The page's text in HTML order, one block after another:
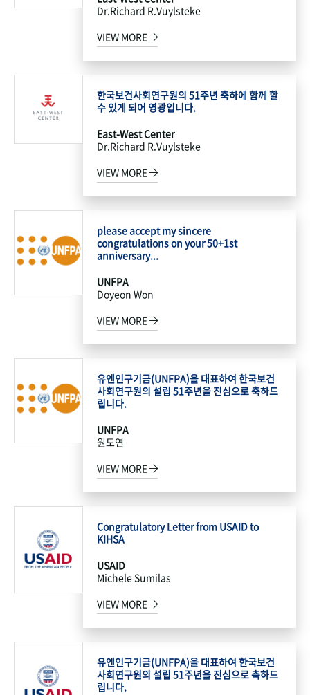
Dr.Richard R.Vuylsteke
VIEW MORE
한국보건사회연구원의 51주년 축하에 함께 할
수 있게 되어 영광입니다.
East-West Center
Dr.Richard R.Vuylsteke
VIEW MORE
please accept my sincere
congratulations on your 50+1st
anniversary...
UNFPA
Doyeon Won
VIEW MORE
유엔인구기금(UNFPA)을 대표하여 한국보건
사회연구원의 설립 51주년을 진심으로 축하드
립니다.
UNFPA
원도연
VIEW MORE
Congratulatory Letter from USAID to
KIHSA
USAID
Michele Sumilas
VIEW MORE
유엔인구기금(UNFPA)을 대표하여 한국보건
사회연구원의 설립 51주년을 진심으로 축하드
립니다.